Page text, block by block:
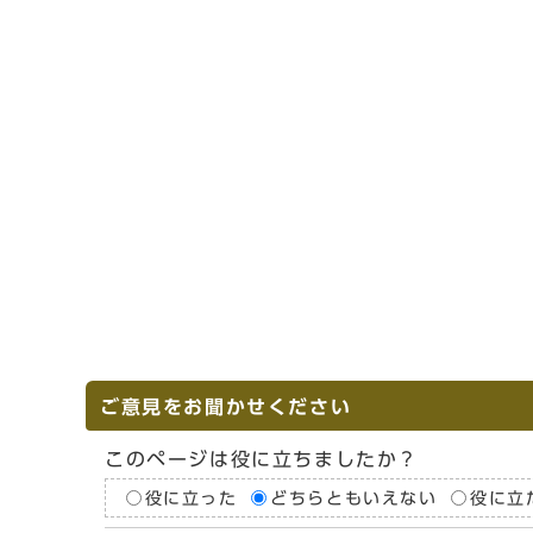
ご意見をお聞かせください
このページは役に立ちましたか？
役に立った どちらともいえない 役に立